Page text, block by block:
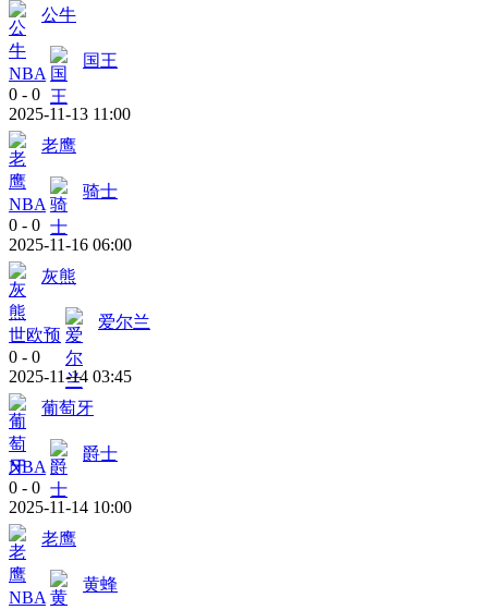
公牛
NBA
国王
0 - 0
2025-11-13 11:00
老鹰
NBA
骑士
0 - 0
2025-11-16 06:00
灰熊
世欧预
爱尔兰
0 - 0
2025-11-14 03:45
葡萄牙
NBA
爵士
0 - 0
2025-11-14 10:00
老鹰
NBA
黄蜂